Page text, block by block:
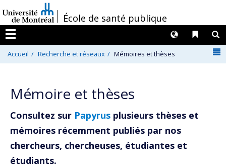
au
contenu
/École de santé publique
Menu
Liens
Langues
Accueil Recherche et réseaux Mémoires et thèses
Mémoire et thèses
Consultez sur Papyrus plusieurs thèses et
mémoires récemment publiés par nos
chercheurs, chercheuses, étudiantes et
étudiants.